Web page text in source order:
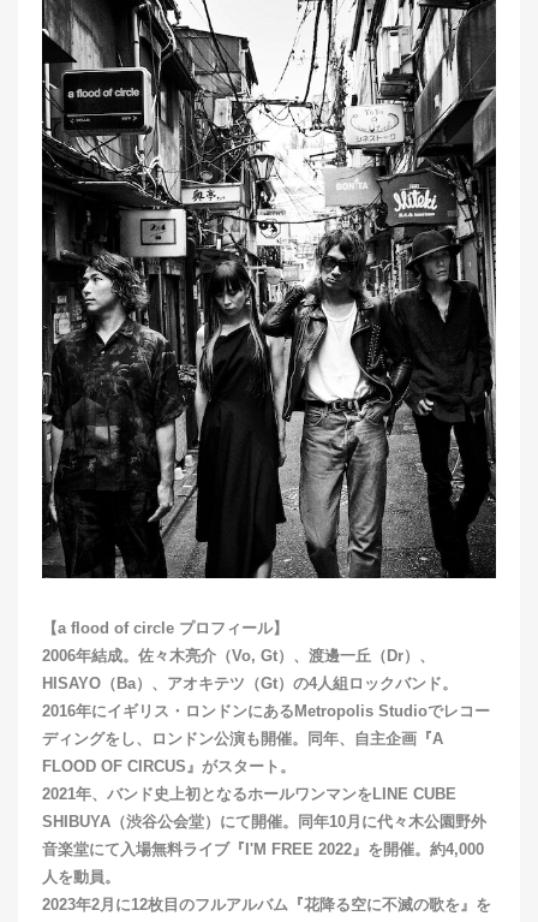
【a flood of circle プロフィール】
2006年結成。佐々木亮介（Vo, Gt）、渡邊⼀丘（Dr）、
HISAYO（Ba）、アオキテツ（Gt）の4人組ロックバンド。
2016年にイギリス・ロンドンにあるMetropolis Studioでレコー
ディングをし、ロンドン公演も開催。同年、⾃主企画『A
FLOOD OF CIRCUS』がスタート。
2021年、バンド史上初となるホールワンマンをLINE CUBE
SHIBUYA（渋谷公会堂）にて開催。同年10月に代々木公園野外
音楽堂にて入場無料ライブ『I'M FREE 2022』を開催。約4,000
人を動員。
2023年2⽉に12枚⽬のフルアルバム『花降る空に不滅の歌を』を